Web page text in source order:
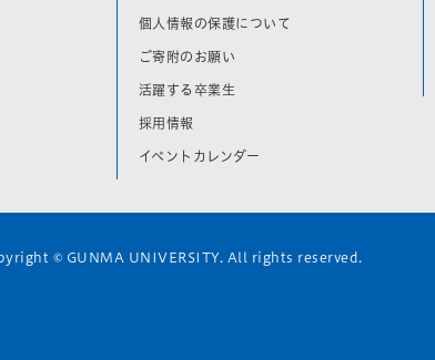
個人情報の保護について
ご寄附のお願い
活躍する卒業生
採用情報
イベントカレンダー
© GUNMA UNIVERSITY. All rights reserved.